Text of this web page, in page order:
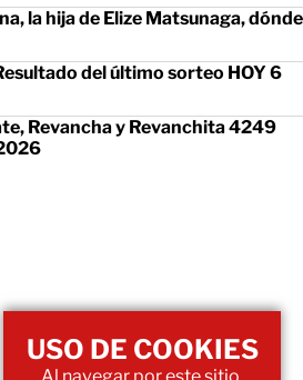
la hija de Elize Matsunaga, dónde
del último sorteo HOY 6
Revancha y Revanchita 4249
USO DE COOKIES